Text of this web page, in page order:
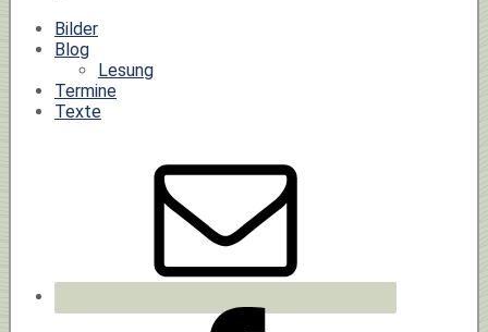
Bilder
Blog
Lesung
Termine
Texte